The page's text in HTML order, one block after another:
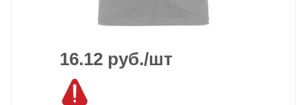
16.12 руб./шт